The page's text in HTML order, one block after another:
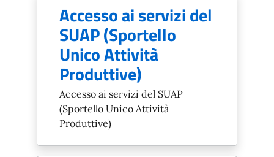
Accesso ai servizi del
SUAP (Sportello
Unico Attività
Produttive)
Accesso ai servizi del SUAP
(Sportello Unico Attività
Produttive)